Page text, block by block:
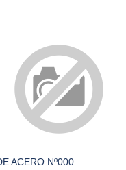
ACERO Nº000